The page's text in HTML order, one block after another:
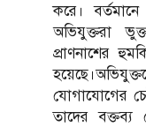
করে।
অভিযুক্তরা
প্রাণনাশের
যোগাযোগের
তাদের বক্তব্য